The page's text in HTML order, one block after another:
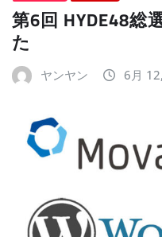
第6回 HYDE48
た
ヤンヤン 6月